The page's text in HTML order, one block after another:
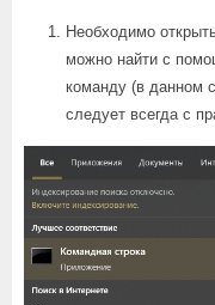
Необходимо
можно найти с
команду (в данном
следует всегда с